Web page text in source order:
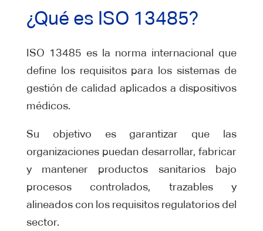
¿Qué es ISO 13485?
ISO 13485 es la norma internacional que
define los requisitos para los sistemas de
gestión de calidad aplicados a dispositivos
médicos.
Su objetivo es garantizar que las
organizaciones puedan desarrollar, fabricar
y mantener productos sanitarios bajo
procesos controlados, trazables y
alineados con los requisitos regulatorios del
sector.